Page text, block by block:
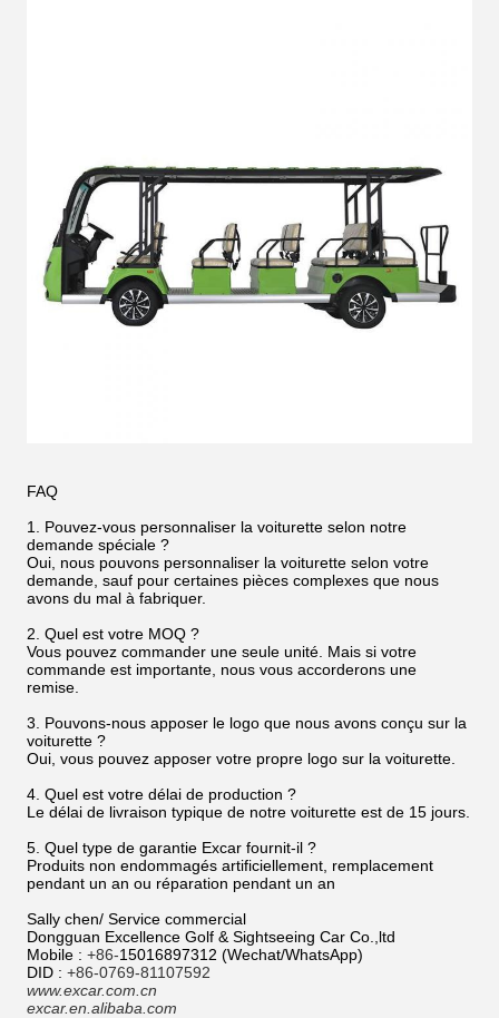
FAQ
1. Pouvez-vous personnaliser la voiturette selon notre
demande spéciale ?
Oui, nous pouvons personnaliser la voiturette selon votre
demande, sauf pour certaines pièces complexes que nous
avons du mal à fabriquer.
2. Quel est votre MOQ ?
Vous pouvez commander une seule unité. Mais si votre
commande est importante, nous vous accorderons une
remise.
3. Pouvons-nous apposer le logo que nous avons conçu sur la
voiturette ?
Oui, vous pouvez apposer votre propre logo sur la voiturette.
4. Quel est votre délai de production ?
Le délai de livraison typique de notre voiturette est de 15 jours.
5. Quel type de garantie Excar fournit-il ?
Produits non endommagés artificiellement, remplacement
pendant un an ou réparation pendant un an
Sally chen/ Service commercial
Dongguan Excellence Golf & Sightseeing Car Co.,ltd
Mobile : +86-15016897312 (Wechat/WhatsApp)
DID : +86-0769-81107592
www.excar.com.cn
excar.en.alibaba.com